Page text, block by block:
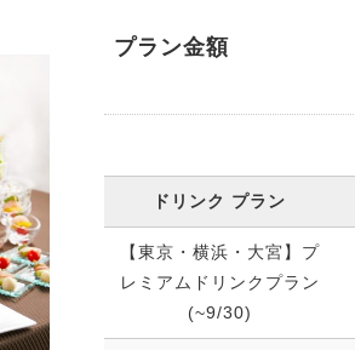
プラン金額
ドリンク プラン
【東京・横浜・大宮】プ
レミアムドリンクプラン
(~9/30)